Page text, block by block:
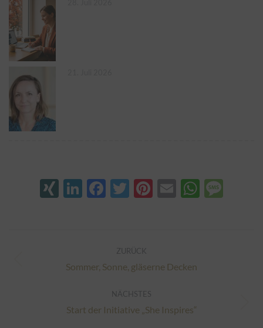
XINGLinkedIn
Facebook
Twitter
Pinterest
Email
ZURÜCK
Vorheriger
Sommer, Sonne, gläserne Decken
NÄCHSTES
Nächster
Start der Initiative „She Inspires“